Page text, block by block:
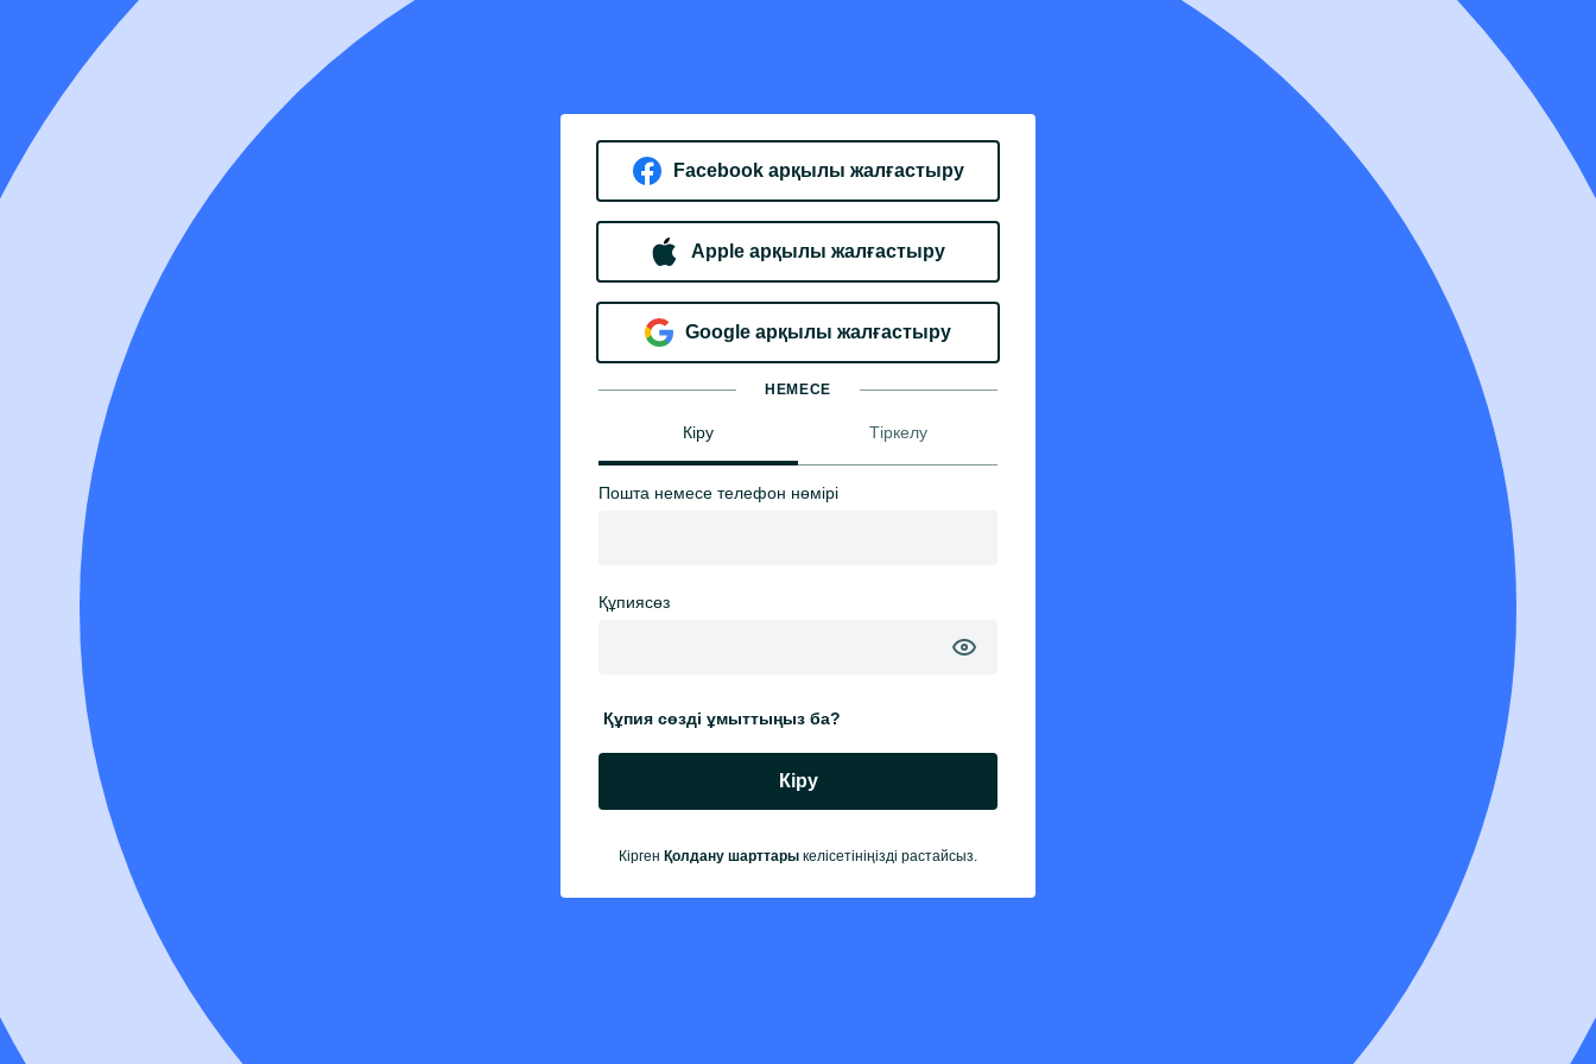
Facebook арқылы жалғастыру
Apple арқылы жалғастыру
Google арқылы жалғастыру
НЕМЕСЕ
Кіру Тіркелу
Пошта немесе телефон нөмірі
Құпиясөз
Құпия сөзді ұмыттыңыз ба?
Кіру
Кірген Қолдану шарттары келісетініңізді растайсыз.